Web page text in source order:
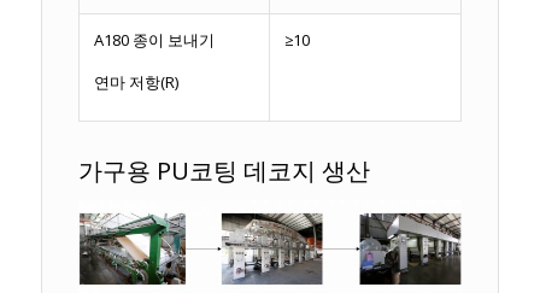
A180 종이 보내기
연마 저항(R)
≥10
가구용 PU코팅 데코지 생산